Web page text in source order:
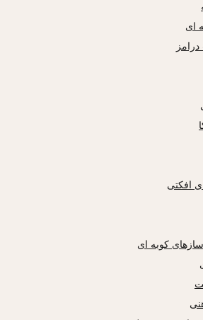
ای
درامز
افکتی
کوبه ای